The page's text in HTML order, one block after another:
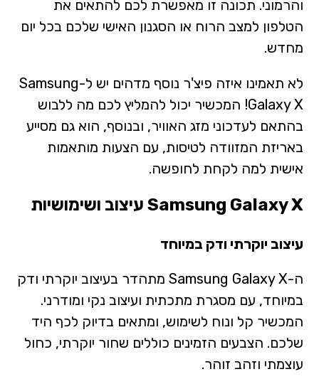
והרמוני. תכונה זו מאפשרת לכם להתאים את
הטלפון למצב הרוח או הסגנון האישי שלכם בכל יום
מחדש.
לא תאמינו איזה פיצ'ר נוסף מדהים יש ל-Samsung
Galaxy X! המכשיר יכול להמליץ לכם מה ללבוש
בהתאם לעדכוני מזג האוויר, ובנוסף, הוא גם מסייע
באריזת המזוודה לטיסות, עם הצעות מותאמות
אישית למה לקחת לחופשה.
Samsung Galaxy X עיצוב ושימושיות
עיצוב יוקרתי ודק במיוחד
ה-Samsung Galaxy X מתהדר בעיצוב יוקרתי ודק
במיוחד, עם מסגרת מתכתית ועיצוב נקי ומודרני.
המכשיר קל ונוח לשימוש, ומתאים בדיוק לכף היד
שלכם. הצבעים הזמינים כוללים שחור יוקרתי, כחול
עוצמתי וזהב זוהר.